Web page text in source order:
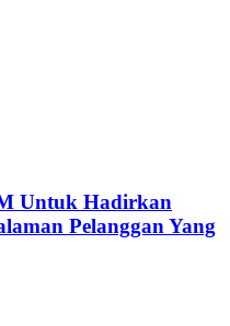
Untuk Hadirkan
Pelanggan Yang